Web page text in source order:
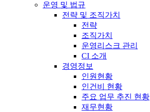
운영 및 법규
전략 및 조직가치
전략
조직가치
운영리스크 관리
CI 소개
경영정보
인원현황
인건비 현황
주요 업무 추진 현황
재무현황